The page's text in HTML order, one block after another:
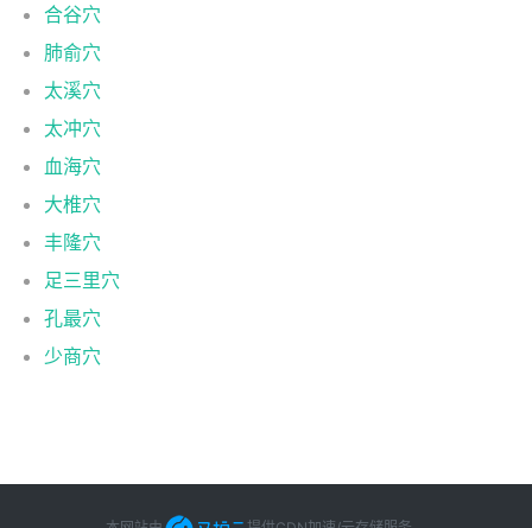
合谷穴
肺俞穴
太溪穴
太冲穴
血海穴
大椎穴
丰隆穴
足三里穴
孔最穴
少商穴